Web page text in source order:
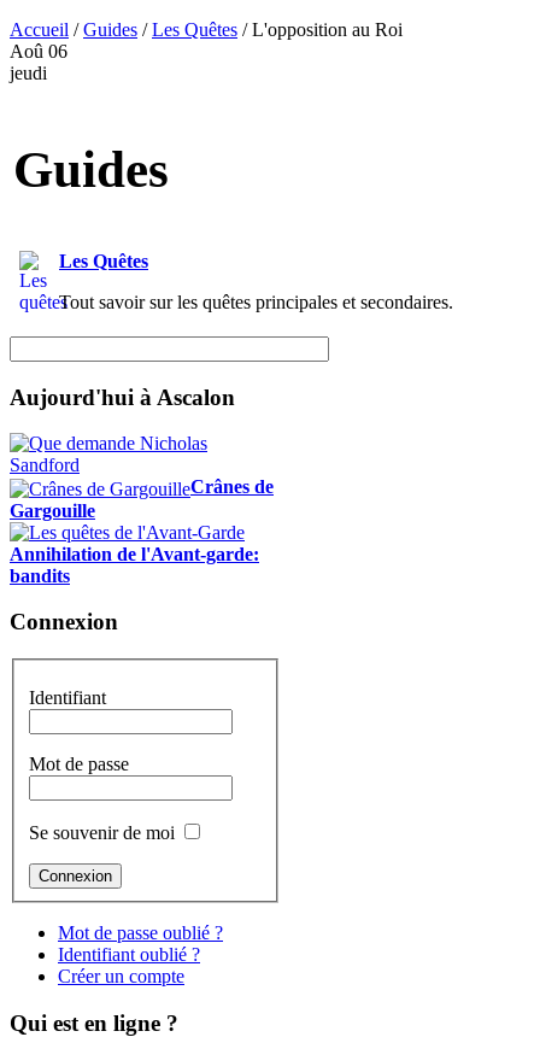
Accueil /Guides /Les Quêtes /L'opposition au Roi
Aoû 06
jeudi
Guides
Les Quêtes
Tout savoir sur les quêtes principales et secondaires.
Aujourd'hui à Ascalon
Crânes de
Gargouille
Annihilation de l'Avant-garde:
bandits
Connexion
Identifiant
Mot de passe
Se souvenir de moi
Mot de passe oublié ?
Identifiant oublié ?
Créer un compte
Qui est en ligne ?